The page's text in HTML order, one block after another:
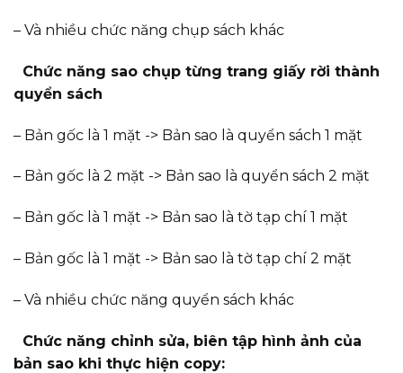
– Và nhiều chức năng chụp sách khác
Chức năng sao chụp từng trang giấy rời thành
quyển sách
– Bản gốc là 1 mặt -> Bản sao là quyển sách 1 mặt
– Bản gốc là 2 mặt -> Bản sao là quyển sách 2 mặt
– Bản gốc là 1 mặt -> Bản sao là tờ tạp chí 1 mặt
– Bản gốc là 1 mặt -> Bản sao là tờ tạp chí 2 mặt
– Và nhiều chức năng quyển sách khác
Chức năng chỉnh sửa, biên tập hình ảnh của
bản sao khi thực hiện copy: